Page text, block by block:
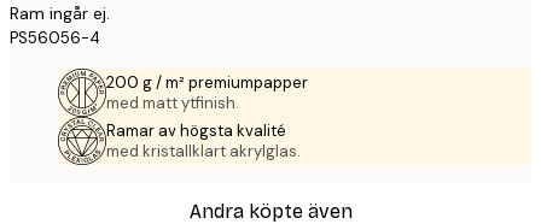
Ram ingår ej.
PS56056-4
200 g / m² premiumpapper
med matt ytfinish.
Ramar av högsta kvalité
med kristallklart akrylglas.
Andra köpte även